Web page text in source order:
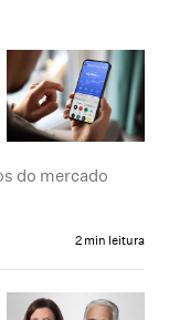
do mercado
2 min leitura